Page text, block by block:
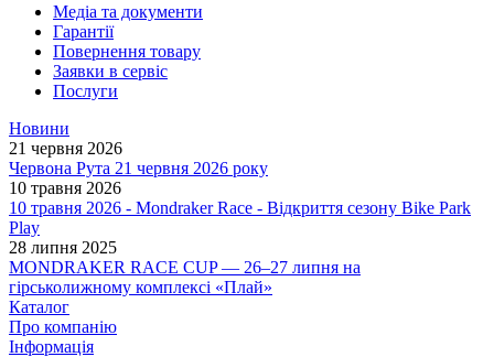
Медіа та документи
Гарантії
Повернення товару
Заявки в сервіс
Послуги
Новини
21 червня 2026
Червона Рута 21 червня 2026 року
10 травня 2026
10 травня 2026 - Mondraker Race - Відкриття сезону Bike Park
Play
28 липня 2025
MONDRAKER RACE CUP — 26–27 липня на
гірськолижному комплексі «Плай»
Каталог
Про компанію
Інформація